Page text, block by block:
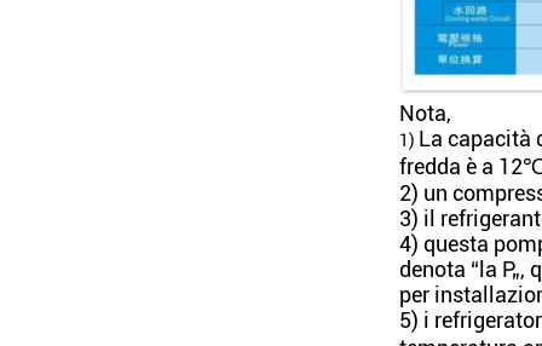
Nota,
1) La capacità
fredda è a
2) un
3) il
4) questa
denota “la
per
5) i